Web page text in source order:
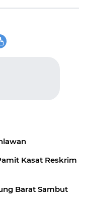
Kasat Reskrim
Barat Sambut